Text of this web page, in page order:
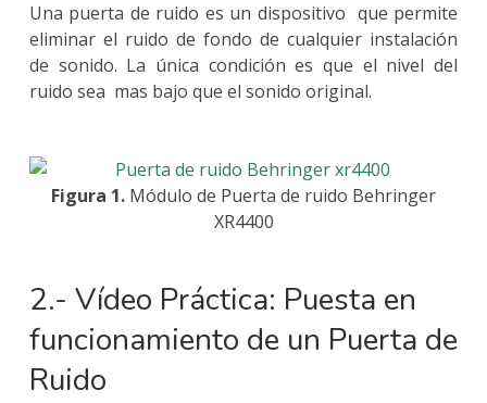
Una puerta de ruido es un dispositivo que permite
eliminar el ruido de fondo de cualquier instalación
de sonido. La única condición es que el nivel del
ruido sea mas bajo que el sonido original.
Figura 1. Módulo de Puerta de ruido Behringer
XR4400
2.- Vídeo Práctica: Puesta en
funcionamiento de un Puerta de
Ruido